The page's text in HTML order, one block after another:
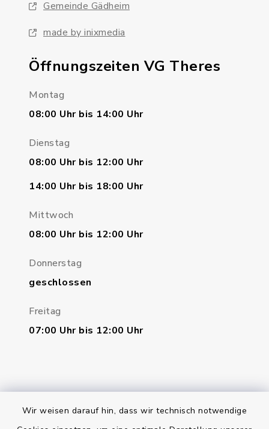
Wir weisen darauf hin, dass wir technisch notwendige
Gemeinde Gädheim
made by inixmedia
Öffnungszeiten VG Theres
Montag
08:00 Uhr bis 14:00 Uhr
Dienstag
08:00 Uhr bis 12:00 Uhr
14:00 Uhr bis 18:00 Uhr
Mittwoch
08:00 Uhr bis 12:00 Uhr
Donnerstag
geschlossen
Freitag
07:00 Uhr bis 12:00 Uhr